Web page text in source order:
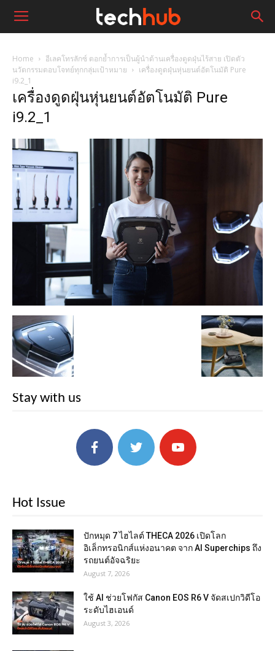
Home
อีเลคโทรลักซ์ ตอกย้ำการเป็นผู้นำด้านเครื่องดูดฝุ่นไร้สาย เปิดตัว
นวัตกรรมตอบโจทย์ทุกกลุ่มเป้าหมาย
เครื่องดูดฝุ่นหุ่นยนต์อัตโนมัติ Pure
i9.2_1
เครื่องดูดฝุ่นหุ่นยนต์อัตโนมัติ Pure
i9.2_1
Stay with us
Hot Issue
ปักหมุด 7 ไฮไลต์ THECA 2026 เปิดโลก
อิเล็กทรอนิกส์แห่งอนาคต จาก AI Superchips ถึง
รถยนต์อัจฉริยะ
August 7, 2026
ใช้ AI ช่วยโฟกัส Canon EOS R6 V จัดสเปกวิดีโอ
ระดับไฮเอนด์
August 3, 2026